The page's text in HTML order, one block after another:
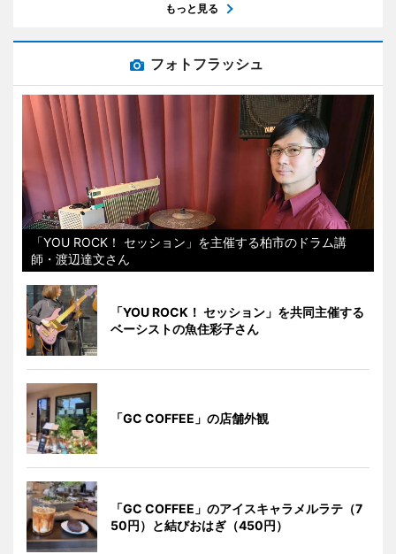
もっと見る
フォトフラッシュ
「YOU ROCK！ セッション」を主催する柏市のドラム講
師・渡辺達文さん
「YOU ROCK！ セッション」を共同主催する
ベーシストの魚住彩子さん
「GC COFFEE」の店舗外観
「GC COFFEE」のアイスキャラメルラテ（7
50円）と結びおはぎ（450円）